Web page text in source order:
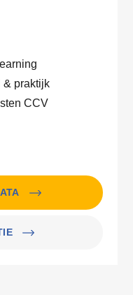
& praktijk
CCV